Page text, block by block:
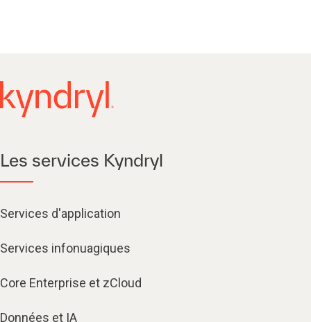
Les services Kyndryl
Services d'application
Services infonuagiques​
Core Enterprise et zCloud
Données et IA